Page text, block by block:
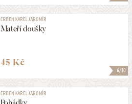
6/10
ERBEN KAREL JAROMÍR
Mateří doušky
45 Kč
ERBEN KAREL JAROMÍR